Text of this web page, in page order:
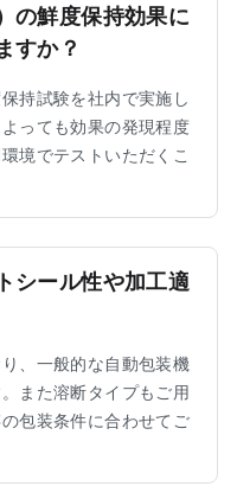
の鮮度保持効果に
すか？
持試験を社内で実施し
っても効果の発現程度
境でテストいただくこ
シール性や加工適
、一般的な自動包装機
また溶断タイプもご用
包装条件に合わせてご